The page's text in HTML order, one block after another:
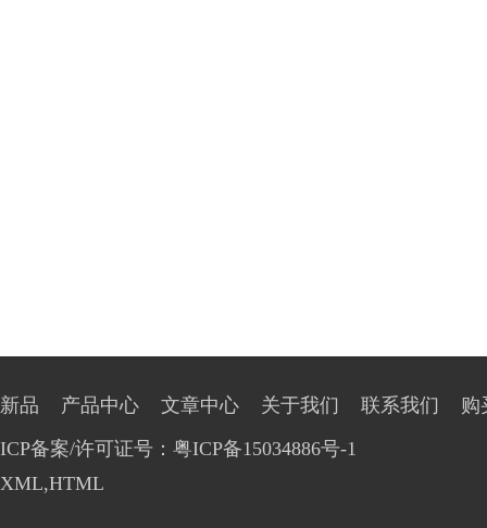
新品 产品中心 文章中心 关于我们 联系我们
购
ICP备案/许可证号：粤ICP备15034886号-1
XML,HTML